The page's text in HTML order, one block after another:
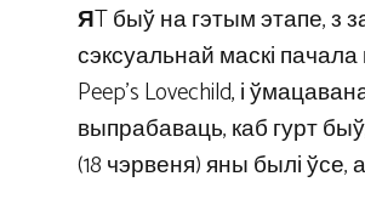
ЯT быў на гэтым этапе, з
сэксуальнай маскі пачала
Peep’s Lovechild, і
выпрабаваць, каб гурт
(18 чэрвеня) яны былі ўсе,